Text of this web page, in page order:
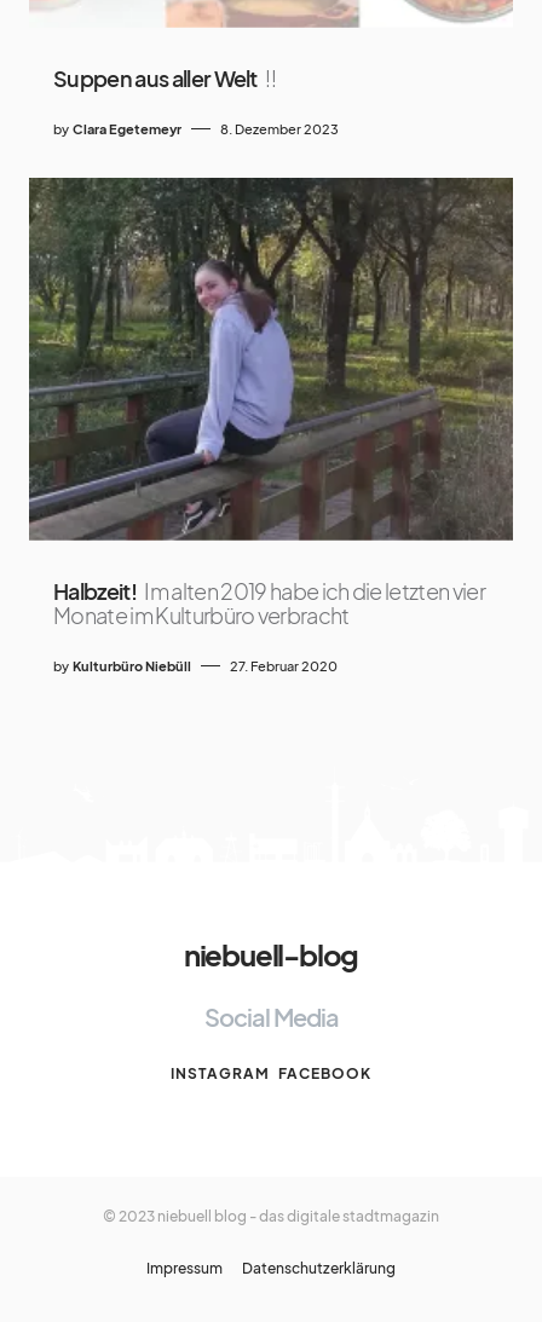
Suppen aus aller Welt !!
by Clara Egetemeyr 8. Dezember 2023
Halbzeit! Im alten 2019 habe ich die letzten vier
Monate im Kulturbüro verbracht
by Kulturbüro Niebüll 27. Februar 2020
niebuell-blog
Social Media
INSTAGRAM FACEBOOK
© 2023 niebuell blog - das digitale stadtmagazin
Impressum Datenschutzerklärung